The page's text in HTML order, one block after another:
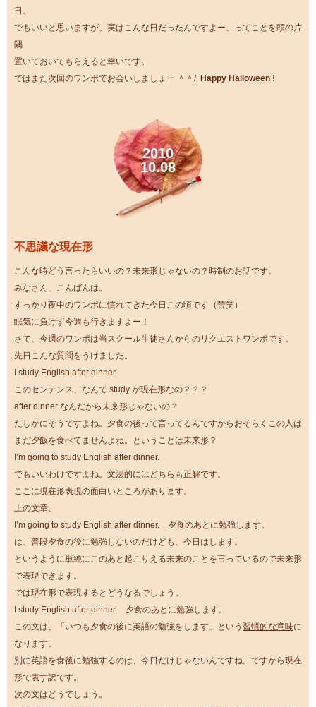
日、
でもいいと思いますが、実はこんな日だったんですよー、ってことを頭の片
隅
置いておいてもらえると幸いです。
ではまた次回のワンポでお会いしましょー ＾＾/ Happy Halloween !
2010
10.08
不思議な現在形
こんな時どう言ったらいいの？未来形じゃないの？時制のお話です。
みなさん、こんばんは。
すっかり夜中のワンポに慣れてきた今日この頃です（苦笑）
眠気に負けず今週も行きますよー！
さて、今週のワンポは当スクール生徒さんからのリクエストワンポです。
先日こんな質問をうけました。
I study English after dinner.
このセンテンス、なんで study が現在形なの？？？
after dinner なんだから未来形じゃないの？
たしかにそうですよね。夕食の後って言ってるんですからおそらくこの人は
まだ夕飯を食べてませんよね。ということは未来形？
I’m going to study English after dinner.
でもいいわけですよね。文法的にはどちらも正解です。
ここに現在形表現の面白いところがあります。
上の文章、
I’m going to study English after dinner. 夕食のあとに勉強します。
は、普段夕食の後に勉強しないのだけども、今日はします。
というように単純にこのあと起こりえる未来のことを言っているので未来形
で表現できます。
では現在形で表現するとどうなるでしょう。
I study English after dinner. 夕食のあとに勉強します。
この文は、「いつも夕食の後に英語の勉強をします」という 習慣的な意味に
なります。
別に英語を食後に勉強するのは、今日だけじゃないんですね。ですから現在
形で表す訳です。
次の文はどうでしょう。